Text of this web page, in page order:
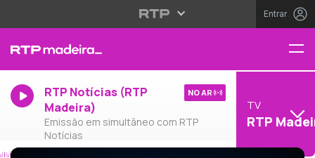
Entrar
RTP Notícias (RTP
Madeira)
Emissão em simultâneo com RTP
Notícias
NO AR
TV
RTP